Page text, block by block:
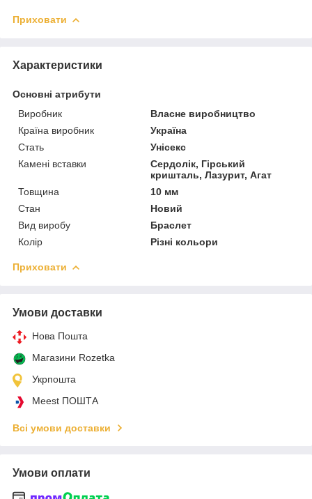
Приховати
Характеристики
Основні атрибути
Виробник
Власне виробництво
Країна виробник
Україна
Стать
Унісекс
Камені вставки
Сердолік, Гірський
кришталь, Лазурит, Агат
Товщина
10 мм
Стан
Новий
Вид виробу
Браслет
Колір
Різні кольори
Приховати
Умови доставки
Нова Пошта
Магазини Rozetka
Укрпошта
Meest ПОШТА
Всі умови доставки
Умови оплати